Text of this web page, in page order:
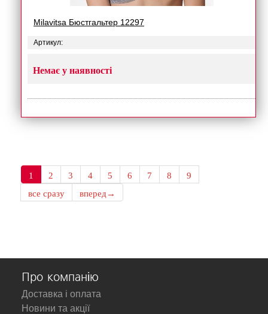
Milavitsa Бюстгальтер 12297
Артикул:
Немає у наявності
1 2 3 4 5 6 7 8
9
все сразу
вперед→
Про компанію
Доставка і оплата
Новини та акції